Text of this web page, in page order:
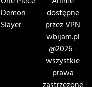
Demon
Slayer
dostępne
przez VPN
wbijam.pl
@2026 -
wszystkie
prawa